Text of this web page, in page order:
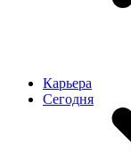
Карьера
Cегодня